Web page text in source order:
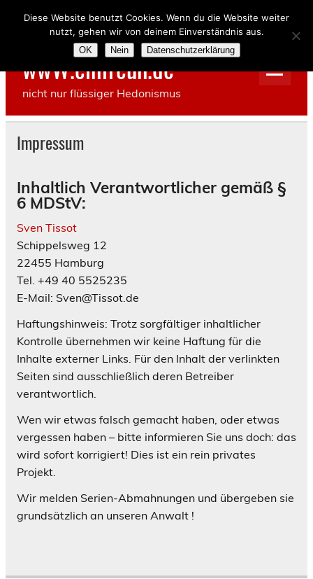
wwW.einfreun.de
nicht nur flüssiger Hedonismus
Impressum
Inhaltlich Verantwortlicher gemäß §
6 MDStV:
Sven Tissot
Schippelsweg 12
22455 Hamburg
Tel. +49 40 5525235
E-Mail: Sven@Tissot.de
Haftungshinweis: Trotz sorgfältiger inhaltlicher
Kontrolle übernehmen wir keine Haftung für die
Inhalte externer Links. Für den Inhalt der verlinkten
Seiten sind ausschließlich deren Betreiber
verantwortlich.
Wen wir etwas falsch gemacht haben, oder etwas
vergessen haben – bitte informieren Sie uns doch: das
wird sofort korrigiert! Dies ist ein rein privates
Projekt.
Wir melden Serien-Abmahnungen und übergeben sie
grundsätzlich an unseren Anwalt !
Diese Website benutzt Cookies. Wenn du die Website weiter
nutzt, gehen wir von deinem Einverständnis aus.
OK Nein Datenschutzerklärung